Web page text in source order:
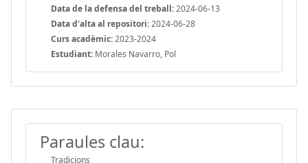
Data de la defensa del treball:2024-06-13
Data d'alta al repositori:2024-06-28
Curs acadèmic:2023-2024
Estudiant: Morales Navarro, Pol
Paraules clau:
Tradicions